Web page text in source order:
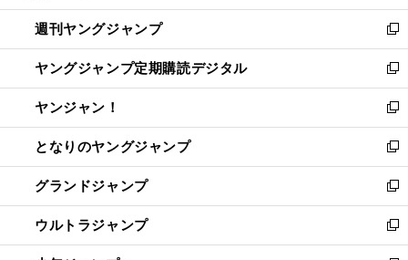
開
く
ウ
で
開
く
ン
ド
ウ
で
開
く
ウ
ィ
ン
ド
ウ
で
開
く
週刊ヤングジャンプ
新
し
い
ウ
ィ
ン
ド
ウ
で
開
く
ヤングジャンプ定期購読デジタル
新
し
い
ウ
ィ
ン
ド
ウ
で
開
ヤンジャン！
新
し
い
ウ
ィ
ン
ド
ウ
となりのヤングジャンプ
新
し
い
ウ
ィ
ン
グランドジャンプ
新
し
い
ウ
ウルトラジャンプ
新
し